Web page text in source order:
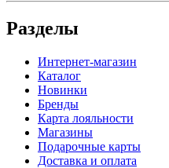
Разделы
Интернет-магазин
Каталог
Новинки
Бренды
Карта лояльности
Магазины
Подарочные карты
Доставка и оплата